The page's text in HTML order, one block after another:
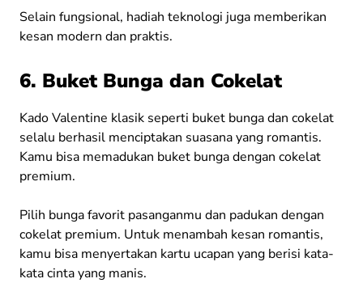
Selain fungsional, hadiah teknologi juga memberikan
kesan modern dan praktis.
6. Buket Bunga dan Cokelat
Kado Valentine klasik seperti buket bunga dan cokelat
selalu berhasil menciptakan suasana yang romantis.
Kamu bisa memadukan buket bunga dengan cokelat
premium.
Pilih bunga favorit pasanganmu dan padukan dengan
cokelat premium. Untuk menambah kesan romantis,
kamu bisa menyertakan kartu ucapan yang berisi kata-
kata cinta yang manis.